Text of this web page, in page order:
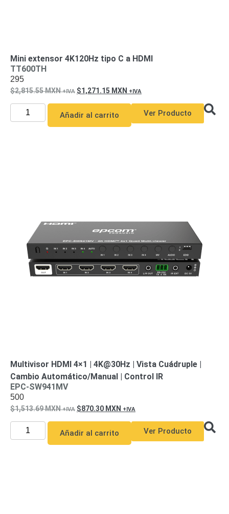
Mini extensor 4K120Hz tipo C a HDMI
TT600TH
295
2,815.55MXN 1,271.15 MXN
Añadir al carrito Ver Producto
Multivisor HDMI 4×1 | 4K@30Hz | Vista Cuádruple |
Cambio Automático/Manual | Control IR
EPC-SW941MV
500
1,513.69MXN 870.30 MXN
Añadir al carrito Ver Producto